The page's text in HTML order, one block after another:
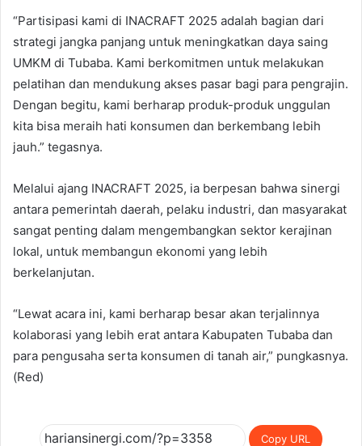
“Partisipasi kami di INACRAFT 2025 adalah bagian dari
strategi jangka panjang untuk meningkatkan daya saing
UMKM di Tubaba. Kami berkomitmen untuk melakukan
pelatihan dan mendukung akses pasar bagi para pengrajin.
Dengan begitu, kami berharap produk-produk unggulan
kita bisa meraih hati konsumen dan berkembang lebih
jauh.” tegasnya.
Melalui ajang INACRAFT 2025, ia berpesan bahwa sinergi
antara pemerintah daerah, pelaku industri, dan masyarakat
sangat penting dalam mengembangkan sektor kerajinan
lokal, untuk membangun ekonomi yang lebih
berkelanjutan.
“Lewat acara ini, kami berharap besar akan terjalinnya
kolaborasi yang lebih erat antara Kabupaten Tubaba dan
para pengusaha serta konsumen di tanah air,” pungkasnya.
(Red)
Copy URL